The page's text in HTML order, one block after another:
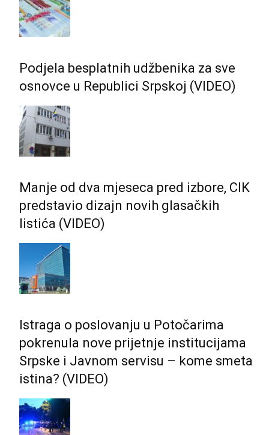
Podjela besplatnih udžbenika za sve
osnovce u Republici Srpskoj (VIDEO)
Manje od dva mjeseca pred izbore, CIK
predstavio dizajn novih glasačkih
listića (VIDEO)
Istraga o poslovanju u Potočarima
pokrenula nove prijetnje institucijama
Srpske i Јavnom servisu – kome smeta
istina? (VIDEO)